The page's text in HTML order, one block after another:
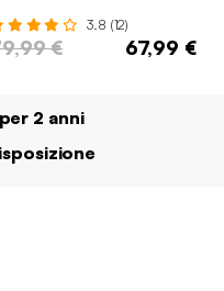
3.8 (12)
€ 67,99 €
2 anni